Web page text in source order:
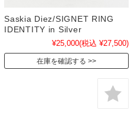
Saskia Diez/SIGNET RING
IDENTITY in Silver
¥25,000(税込 ¥27,500)
在庫を確認する